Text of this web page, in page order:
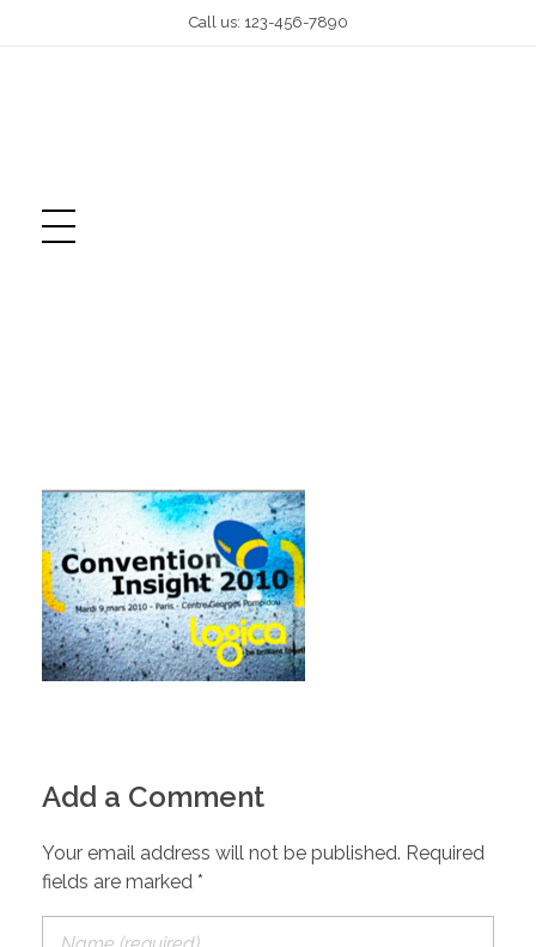
Call us: 123-456-7890
Add a Comment
Your email address will not be published. Required
fields are marked *